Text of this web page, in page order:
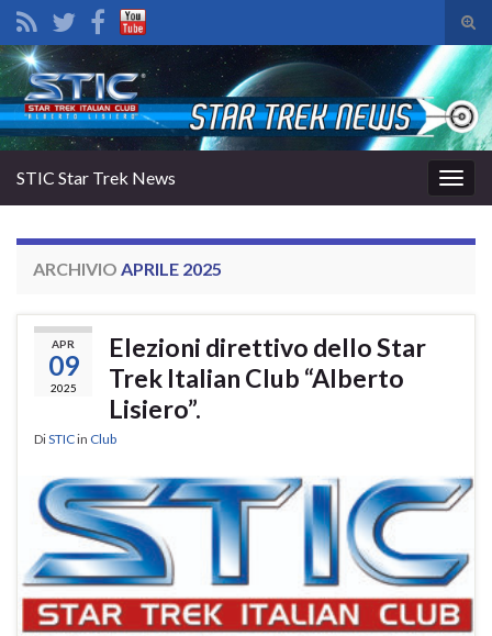
il
di
Search for:
la
STIC Star Trek News
ARCHIVIO APRILE 2025
APR
09
2025
Elezioni direttivo dello Star
Trek Italian Club “Alberto
Lisiero”.
DiSTICin Club